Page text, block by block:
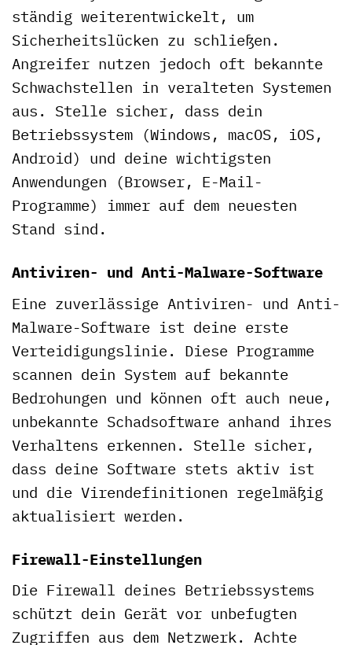
ständig weiterentwickelt, um
Sicherheitslücken zu schließen.
Angreifer nutzen jedoch oft bekannte
Schwachstellen in veralteten Systemen
aus. Stelle sicher, dass dein
Betriebssystem (Windows, macOS, iOS,
Android) und deine wichtigsten
Anwendungen (Browser, E-Mail-
Programme) immer auf dem neuesten
Stand sind.
Antiviren- und Anti-Malware-Software
Eine zuverlässige Antiviren- und Anti-
Malware-Software ist deine erste
Verteidigungslinie. Diese Programme
scannen dein System auf bekannte
Bedrohungen und können oft auch neue,
unbekannte Schadsoftware anhand ihres
Verhaltens erkennen. Stelle sicher,
dass deine Software stets aktiv ist
und die Virendefinitionen regelmäßig
aktualisiert werden.
Firewall-Einstellungen
Die Firewall deines Betriebssystems
schützt dein Gerät vor unbefugten
Zugriffen aus dem Netzwerk. Achte